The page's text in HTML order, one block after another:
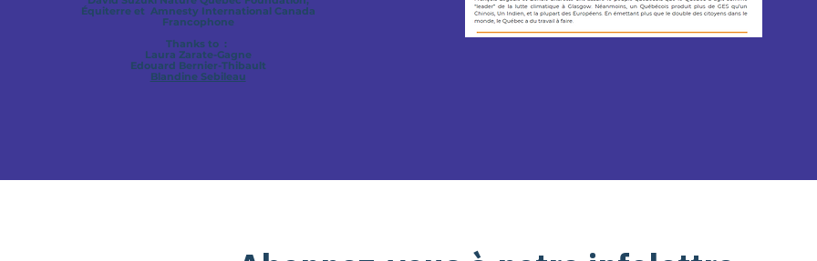
Équiterre et Amnesty International Canada
Francophone
Thanks to :
Laura Zarate-Gagne
Edouard Bernier-Thibault
Blandine Sebileau